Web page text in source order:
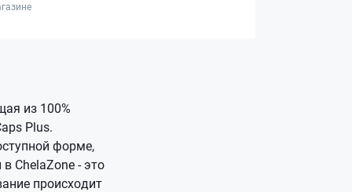
из 100%
Plus.
форме,
ChelaZone - это
происходит